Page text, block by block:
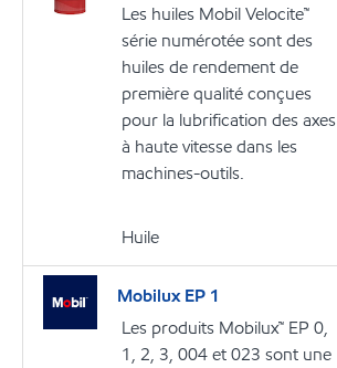
Les huiles Mobil Velocite™
série numérotée sont des
huiles de rendement de
première qualité conçues
pour la lubrification des axes
à haute vitesse dans les
machines-outils.
Huile
Mobilux EP 1
Les produits Mobilux™ EP 0,
1, 2, 3, 004 et 023 sont une